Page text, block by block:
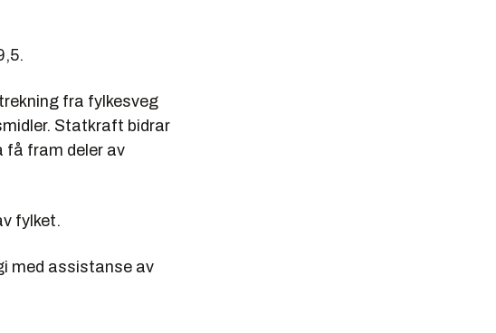
fra fylkesveg
Statkraft bidrar
få fram deler av
fylket.
med assistanse av